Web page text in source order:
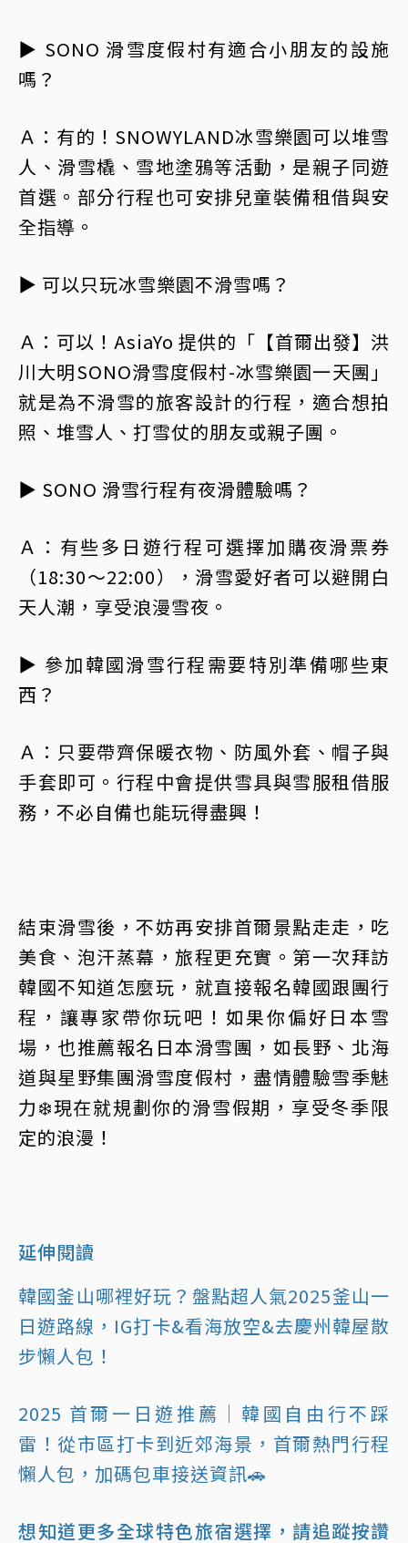
▶ SONO 滑雪度假村有適合小朋友的設施
嗎？
Ａ：有的！SNOWYLAND冰雪樂園可以堆雪
人、滑雪橇、雪地塗鴉等活動，是親子同遊
首選。部分行程也可安排兒童裝備租借與安
全指導。
▶ 可以只玩冰雪樂園不滑雪嗎？
Ａ：可以！AsiaYo 提供的「【首爾出發】洪
川大明SONO滑雪度假村-冰雪樂園一天團」
就是為不滑雪的旅客設計的行程，適合想拍
照、堆雪人、打雪仗的朋友或親子團。
▶ SONO 滑雪行程有夜滑體驗嗎？
Ａ：有些多日遊行程可選擇加購夜滑票券
（18:30～22:00），滑雪愛好者可以避開白
天人潮，享受浪漫雪夜。
▶ 參加韓國滑雪行程需要特別準備哪些東
西？
Ａ：只要帶齊保暖衣物、防風外套、帽子與
手套即可。行程中會提供雪具與雪服租借服
務，不必自備也能玩得盡興！
結束滑雪後，不妨再安排首爾景點走走，吃
美食、泡汗蒸幕，旅程更充實。第一次拜訪
韓國不知道怎麼玩，就直接報名韓國跟團行
程，讓專家帶你玩吧！如果你偏好日本雪
場，也推薦報名日本滑雪團，如長野、北海
道與星野集團滑雪度假村，盡情體驗雪季魅
力❄️現在就規劃你的滑雪假期，享受冬季限
定的浪漫！
延伸閱讀
韓國釜山哪裡好玩？盤點超人氣2025釜山一
日遊路線，IG打卡&看海放空&去慶州韓屋散
步懶人包！
2025 首爾一日遊推薦｜韓國自由行不踩
雷！從市區打卡到近郊海景，首爾熱門行程
懶人包，加碼包車接送資訊🚗
想知道更多全球特色旅宿選擇，請追蹤按讚